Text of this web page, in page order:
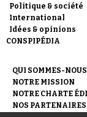
Politique & société
International
Idées & opinions
CONSPIPÉDIA
QUI SOMMES-NOUS
NOTRE MISSION
NOTRE CHARTE
NOS PARTENAIRES